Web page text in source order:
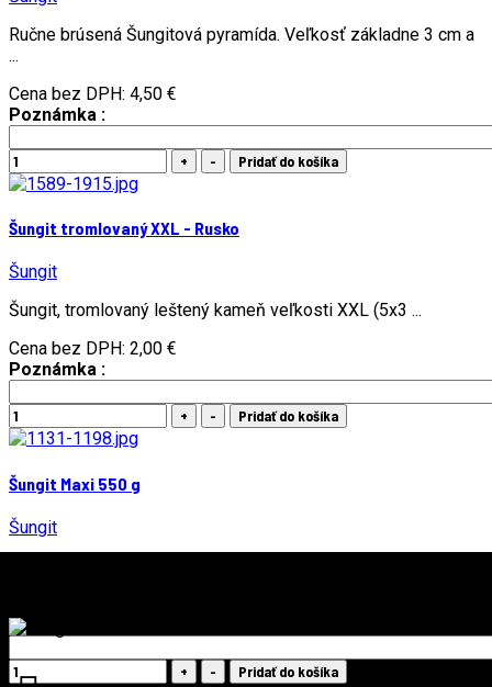
Ručne brúsená Šungitová pyramída. Veľkosť základne 3 cm a
...
Cena bez DPH: 4,50 €
Poznámka :
Šungit tromlovaný XXL - Rusko
Šungit
Šungit, tromlovaný leštený kameň veľkosti XXL (5x3 ...
Cena bez DPH: 2,00 €
Poznámka :
Šungit Maxi 550 g
Šungit
Poznámka :